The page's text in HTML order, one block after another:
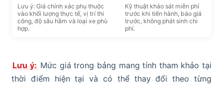
Lưu ý: Giá chính xác phụ thuộc
vào khối lượng thực tế, vị trí thi
công, độ sâu hầm và loại xe phù
hợp.
Kỹ thuật khảo sát miễn phí
trước khi tiến hành, báo giá
trước, không phát sinh chi
phí.
Lưu ý: Mức giá trong bảng mang tính tham khảo tại
thời điểm hiện tại và có thể thay đổi theo từng